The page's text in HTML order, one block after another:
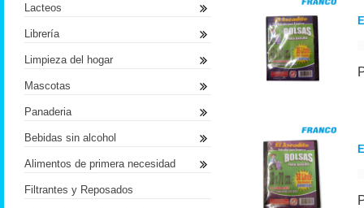
Lacteos
Librería
Limpieza del hogar
Mascotas
Panaderia
Bebidas sin alcohol
Alimentos de primera necesidad
Filtrantes y Reposados